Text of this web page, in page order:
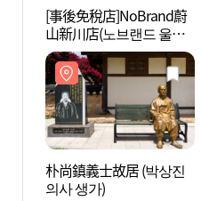
[事後免稅店]NoBrand蔚
山新川店(노브랜드 울산
신천점)
朴尚鎮義士故居 (박상진
의사 생가)